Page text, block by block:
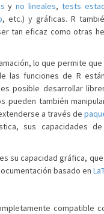
yno lineales, tests
, etc.) y gráficas. R
tan eficaz como otras
lo que permite
las funciones de R
posible desarrollar
pueden también
a través de
sus capacidades
su capacidad gráfica,
basado en
compatible